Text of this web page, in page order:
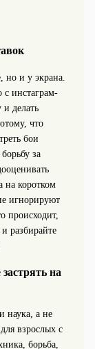
но и у экрана.
с инстаграм-
делать
что
бои
за
на коротком
игнорируют
происходит,
разбирайте
на
наука, а не
взрослых с
борьба,